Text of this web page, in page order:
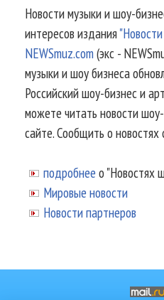
Новости музыки и шоу-
интересов издания
NEWSmuz.com(экс -
музыки и шоу бизнеса
Российский шоу-бизнес и
можете читать новости
сайте. Сообщить о
подробнее о "Новостях
Мировые новости
Новости партнеров